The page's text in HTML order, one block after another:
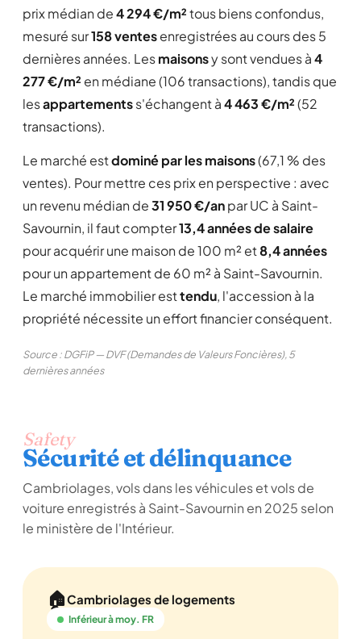
prix médian de4 294 €/m²tous biens confondus,
mesuré sur158 ventesenregistrées au cours des 5
dernières années. Lesmaisonsy sont vendues à4
277 €/m² en médiane (106 transactions), tandis que
lesappartementss'échangent à4 463 €/m²(52
transactions).
Le marché estdominé par les maisons(67,1 % des
ventes). Pour mettre ces prix en perspective : avec
un revenu médian de31 950 €/anpar UC à Saint-
Savournin, il faut compter13,4 années de salaire
pour acquérir une maison de 100 m² et8,4 années
pour un appartement de 60 m² à Saint-Savournin.
Le marché immobilier esttendu, l'accession à la
propriété nécessite un effort financier conséquent.
Source : DGFiP — DVF (Demandes de Valeurs Foncières), 5
dernières années
Safety
Sécurité et délinquance
Cambriolages, vols dans les véhicules et vols de
voiture enregistrés à Saint-Savournin en 2025 selon
le ministère de l'Intérieur.
🏠Cambriolages de logements
Inférieur à moy. FR